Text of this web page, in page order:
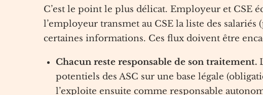
C’est le point le plus délicat. Employeur et CSE
l’employeur transmet au CSE la liste des
certaines informations. Ces flux doivent être
Chacun reste responsable de son traitement.
potentiels des ASC sur une base légale
l’exploite ensuite comme responsable